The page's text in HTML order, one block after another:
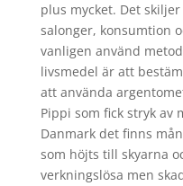
plus mycket. Det
salonger, konsumtion
vanligen använd
livsmedel är att
att använda
Pippi som fick stryk av
Danmark det finns
som höjts till skyarna
verkningslösa men